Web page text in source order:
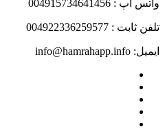
واتس اپ : 004915734641456
تلفن ثابت : 004922336259577
ایمیل: info@hamrahapp.info